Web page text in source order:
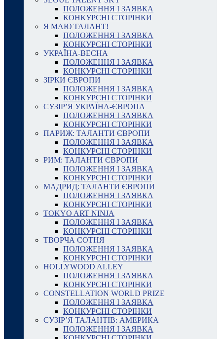
ПОЛОЖЕННЯ І ЗАЯВКА
КОНКУРСНІ СТОРІНКИ
Я МАЮ ТАЛАНТ!
ПОЛОЖЕННЯ І ЗАЯВКА
КОНКУРСНІ СТОРІНКИ
УКРАЇНА-ВЕСНА
ПОЛОЖЕННЯ І ЗАЯВКА
КОНКУРСНІ СТОРІНКИ
ЗІРКИ ЄВРОПИ
ПОЛОЖЕННЯ І ЗАЯВКА
КОНКУРСНІ СТОРІНКИ
СУЗІР’Я УКРАЇНА-ЄВРОПА
ПОЛОЖЕННЯ І ЗАЯВКА
КОНКУРСНІ СТОРІНКИ
ПАРИЖ: ТАЛАНТИ ЄВРОПИ
ПОЛОЖЕННЯ І ЗАЯВКА
КОНКУРСНІ СТОРІНКИ
РИМ: ТАЛАНТИ ЄВРОПИ
ПОЛОЖЕННЯ І ЗАЯВКА
КОНКУРСНІ СТОРІНКИ
МАДРИД: ТАЛАНТИ ЄВРОПИ
ПОЛОЖЕННЯ І ЗАЯВКА
КОНКУРСНІ СТОРІНКИ
TOKYO ART NINJA
ПОЛОЖЕННЯ І ЗАЯВКА
КОНКУРСНІ СТОРІНКИ
ТВОРЧА СОТНЯ
ПОЛОЖЕННЯ І ЗАЯВКА
КОНКУРСНІ СТОРІНКИ
HOLLYWOOD ALLEY
ПОЛОЖЕННЯ І ЗАЯВКА
КОНКУРСНІ СТОРІНКИ
CONSTELLATION WORLD PRIZE
ПОЛОЖЕННЯ І ЗАЯВКА
КОНКУРСНІ СТОРІНКИ
СУЗІР’Я ТАЛАНТІВ: АМЕРИКА
ПОЛОЖЕННЯ І ЗАЯВКА